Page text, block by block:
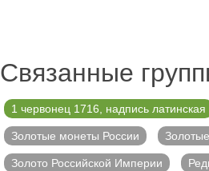
Связанные
1 червонец 1716, надпись латинская
Золотые монеты России
Золото Российской Империи